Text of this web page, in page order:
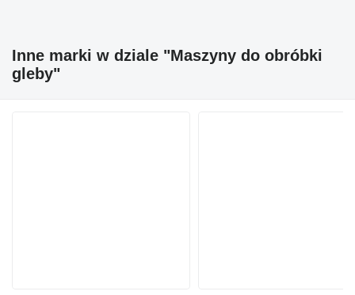
Inne marki w dziale "Maszyny do obróbki
gleby"